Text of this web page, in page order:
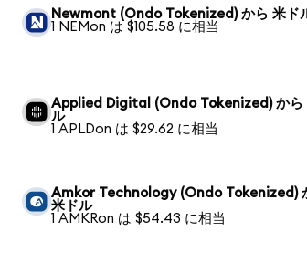
Newmont (Ondo Tokenized) から 米ド
1 NEMon は $105.58 に相当
Applied Digital (Ondo Tokenized) から
ル
1 APLDon は $29.62 に相当
Amkor Technology (Ondo Tokenized)
米ドル
1 AMKRon は $54.43 に相当